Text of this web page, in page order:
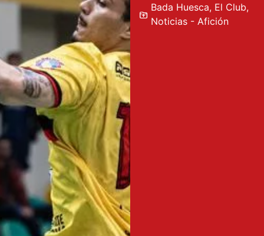
Bada Huesca, El Club,
Noticias - Afición